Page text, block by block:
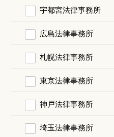
宇都宮法律事務所
広島法律事務所
札幌法律事務所
東京法律事務所
神戸法律事務所
埼玉法律事務所